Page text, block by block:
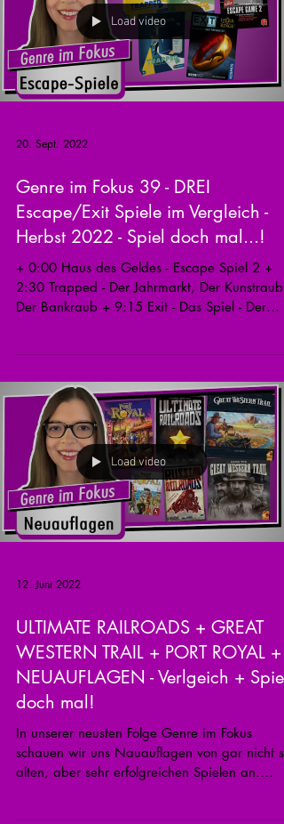
Load video
20. Sept. 2022
Genre im Fokus 39 - DREI
Escape/Exit Spiele im Vergleich -
Herbst 2022 - Spiel doch mal...!
+ 0:00 Haus des Geldes - Escape Spiel 2 +
2:30 Trapped - Der Jahrmarkt, Der Kunstraub,
Der Bankraub + 9:15 Exit - Das Spiel - Der
Load video
12. Juni 2022
ULTIMATE RAILROADS + GREAT
WESTERN TRAIL + PORT ROYAL +
NEUAUFLAGEN - Verlgeich + Spiel
doch mal!
In unserer neusten Folge Genre im Fokus
schauen wir uns Nauauflagen von gar nicht so
alten, aber sehr erfolgreichen Spielen an.